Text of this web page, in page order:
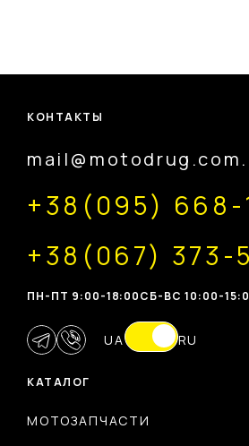
КАТАЛОГ
МОТОЗАПЧАСТИ
КОНТАКТЫ
+38(095) 668-
+38(067) 373-
ПН-ПТ 9:00-18:00CБ-ВС 10:00-
UA RU